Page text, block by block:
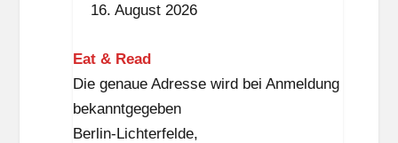
t
z
das
schönste
Elfchen?«
16. August 2026
Eat & Read
Die genaue Adresse wird bei Anmeldung
bekanntgegeben
Berlin-Lichterfelde,